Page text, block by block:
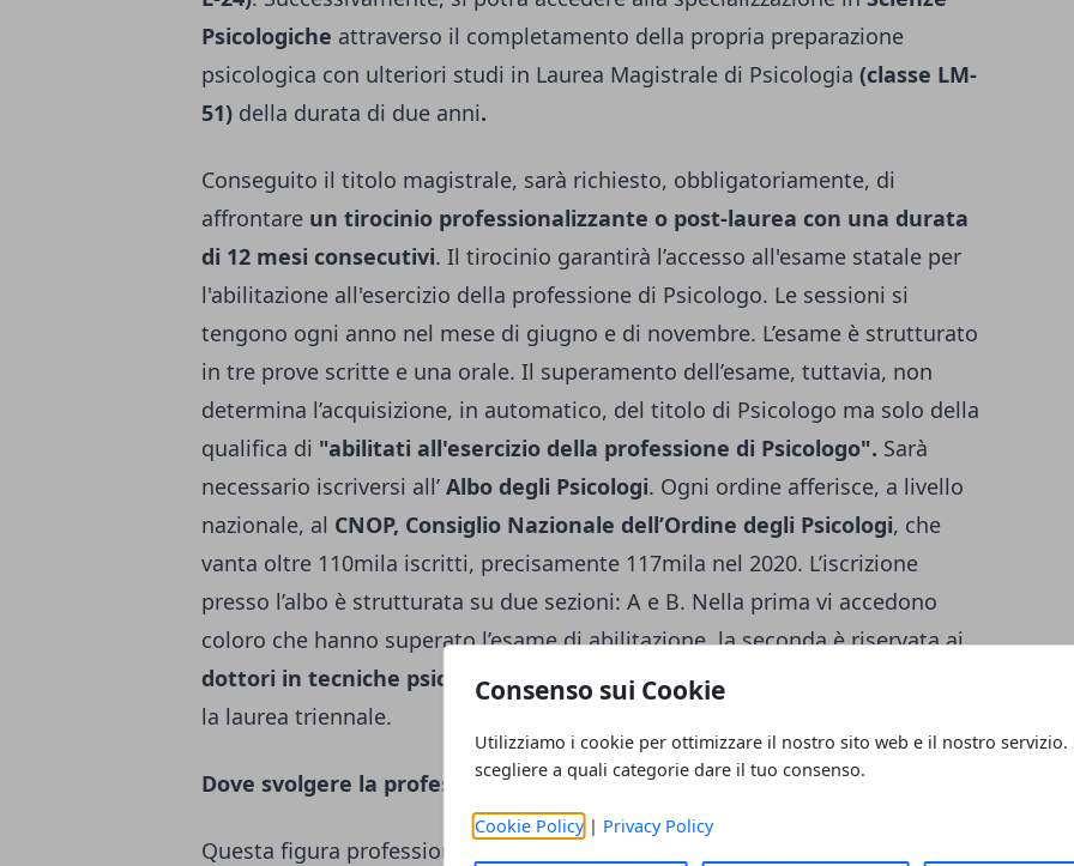
Consenso sui Cookie
Utilizziamo i cookie per ottimizzare il nostro sito web e il nostro servizio.
scegliere a quali categorie dare il tuo consenso.
Cookie Policy| Privacy Policy
Psicologiche attraverso il completamento della propria preparazione
psicologica con ulteriori studi in Laurea Magistrale di Psicologia (classe LM-
51) della durata di due anni.
Conseguito il titolo magistrale, sarà richiesto, obbligatoriamente, di
affrontare un tirocinio professionalizzante o post-laurea con una durata
di 12 mesi consecutivi. Il tirocinio garantirà l’accesso all'esame statale per
l'abilitazione all'esercizio della professione di Psicologo. Le sessioni si
tengono ogni anno nel mese di giugno e di novembre. L’esame è strutturato
in tre prove scritte e una orale. Il superamento dell’esame, tuttavia, non
determina l’acquisizione, in automatico, del titolo di Psicologo ma solo della
qualifica di "abilitati all'esercizio della professione di Psicologo". Sarà
necessario iscriversi all’ Albo degli Psicologi. Ogni ordine afferisce, a livello
nazionale, al CNOP, Consiglio Nazionale dell’Ordine degli Psicologi, che
vanta oltre 110mila iscritti, precisamente 117mila nel 2020. L’iscrizione
presso l’albo è strutturata su due sezioni: A e B. Nella prima vi accedono
coloro che hanno superato l’esame di abilitazione, la seconda è riservata ai
dottori in tecniche psicologiche,dunque coloro che hanno conseguito solo
la laurea triennale.
Dove svolgere la professione?
Questa figura professionale può essere esercitata in regime di libera